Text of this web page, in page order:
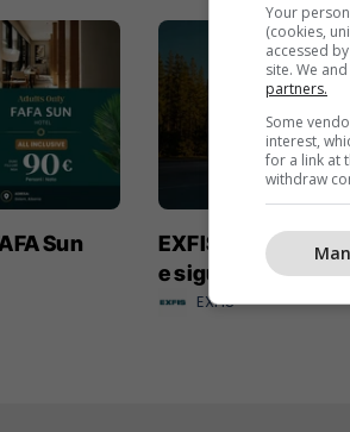
Sun
EXFIS – Katër
e sigurt
EXFIS
Your
(cookies,
accessed
site. We
partners.
Some
interest,
for a link at
withdraw